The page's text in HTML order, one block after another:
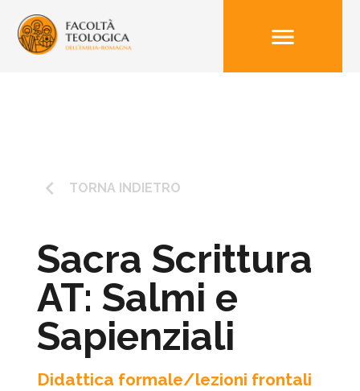
menu
keyboard_arrow_left TORNA INDIETRO
Sacra Scrittura
AT: Salmi e
Sapienziali
Didattica formale/lezioni frontali